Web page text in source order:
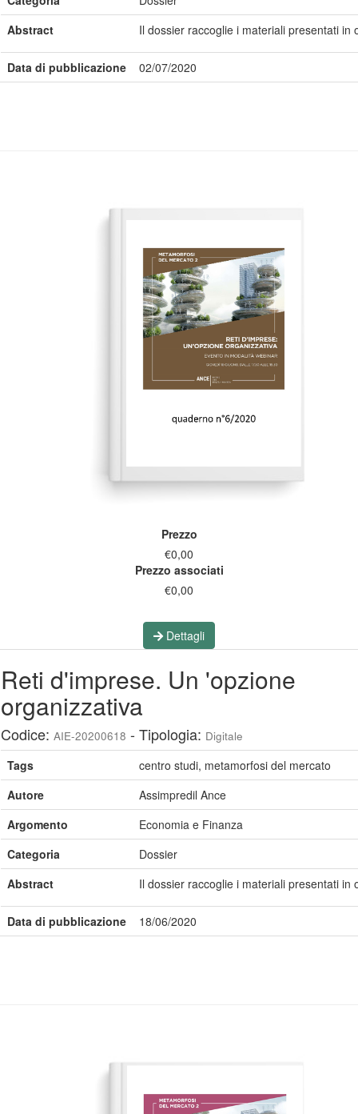
Abstract
Il dossier raccoglie i materiali presentati
Data di pubblicazione 02/07/2020
Prezzo
€0,00
Prezzo associati
€0,00
Dettagli
Reti d'imprese. Un 'opzione
organizzativa
Codice: AIE-20200618 - Tipologia: Digitale
Tags
centro studi, metamorfosi del mercato
Autore
Assimpredil Ance
Argomento
Economia e Finanza
Categoria
Dossier
Abstract
Il dossier raccoglie i materiali presentati
Data di pubblicazione 18/06/2020